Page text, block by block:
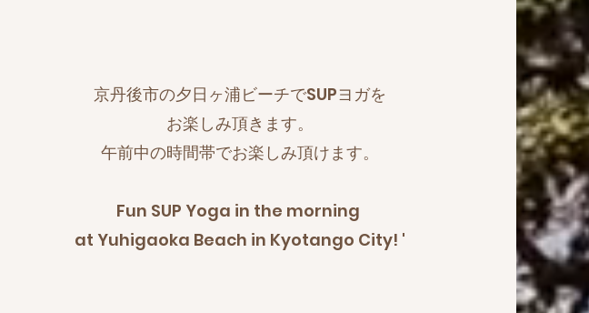
京丹後市の夕日ヶ浦ビーチでSUPヨガを
お楽しみ頂きます。
午前中の時間帯でお楽しみ頂けます。
Fun SUP Yoga in the morning
at Yuhigaoka Beach in Kyotango City! '